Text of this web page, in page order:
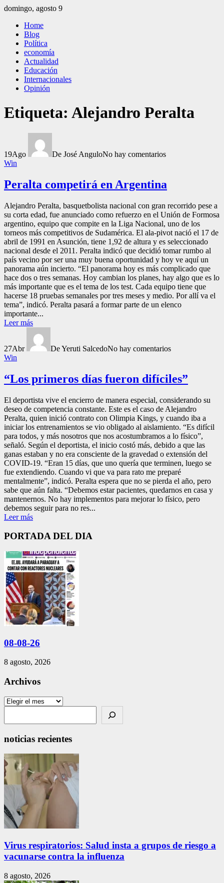
Saltar
contenido
domingo, agosto 9
El Independiente
El independiente Libre y Transparente
Home
Blog
Política
economía
Actualidad
Educación
Internacionales
Opinión
Etiqueta: Alejandro Peralta
19Ago De José AnguloNo hay comentarios
Win
Peralta competirá en Argentina
Alejandro Peralta, basquetbolista nacional con gran recorrido pese a
su corta edad, fue anunciado como refuerzo en el Unión de Formosa
argentino, equipo que compite en la Liga Nacional, uno de los
torneos más competitivos de Sudamérica. El ala-pivot nació el 17 de
abril de 1991 en Asunción, tiene 1,92 de altura y es seleccionado
nacional desde el 2011. Peralta indicó que decidió tomar rumbo al
país vecino por ser una muy buena oportunidad y hoy ve aquí un
panorama aún incierto. “El panorama hoy es más complicado que
hace dos o tres semanas. Hoy cambian los planes, hay algo que es lo
más importante que es el tema de los test. Cada equipo tiene que
hacerse 18 pruebas semanales por tres meses y medio. Por allí va el
tema”, indicó. Peralta pasará a formar parte de un elenco
importante...
Leer más
27Abr De Yeruti SalcedoNo hay comentarios
Win
“Los primeros días fueron difíciles”
El deportista vive el encierro de manera especial, considerando su
deseo de competencia constante. Este es el caso de Alejandro
Peralta, quien inició contrato con Olimpia Kings, y cuando iba a
iniciar los entrenamientos se vio obligado al aislamiento. “Es difícil
para todos, y más nosotros que nos acostumbramos a lo físico”,
señaló. Según el deportista, el inicio costó más, debido a que las
ganas estaban y no era consciente de la gravedad o extensión del
COVID-19. “Eran 15 días, que uno quería que terminen, luego se
fue extendiendo. Cuando vi que va para rato me preparé
mentalmente”, indicó. Peralta espera que no se pierda el año, pero
sabe que aún falta. “Debemos estar pacientes, quedarnos en casa y
mantenernos. No hay implementos para mejorar lo físico, pero
debemos seguir para no res...
Leer más
PORTADA DEL DIA
08-08-26
8 agosto, 2026
Archivos
Archivos
noticias recientes
Virus respiratorios: Salud insta a grupos de riesgo a
vacunarse contra la influenza
8 agosto, 2026